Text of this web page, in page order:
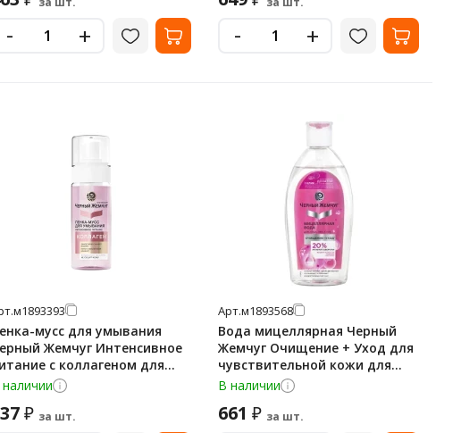
- + - +
м1893393
мусс для умывания
Жемчуг Интенсивное
с коллагеном для
и чувствительной кожи,
₽ за шт.
Арт.м1893568
Вода мицеллярная Черный
Жемчуг Очищение + Уход для
чувствительной кожи для
лица, век и губ, 750мл
В наличии
661 ₽ за шт.